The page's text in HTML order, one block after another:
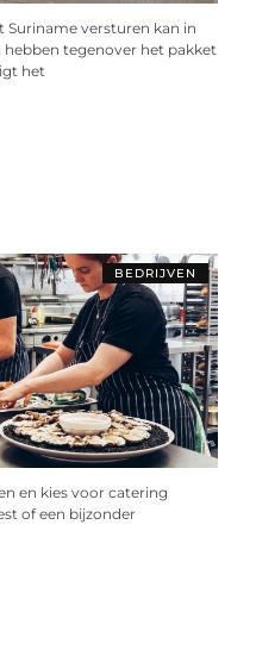
Suriname versturen kan in
tegenover het pakket
het
BEDRIJVEN
en kies voor catering
of een bijzonder